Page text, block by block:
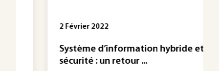
2 Février 2022
Système d’information hybride et
sécurité : un retour ...